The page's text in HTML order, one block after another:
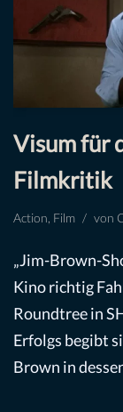
Visum für
Filmkritik
Action Film von
„Jim-Brown-
Kino richtig
Roundtree in
Erfolgs begibt
Brown in